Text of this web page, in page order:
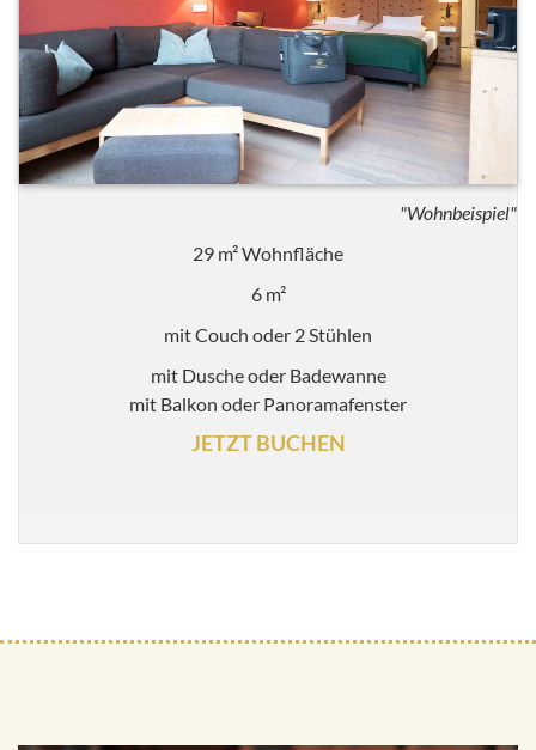
"Wohnbeispiel"
29 m² Wohnfläche
6 m²
mit Couch oder 2 Stühlen
mit Dusche oder Badewanne
mit Balkon oder Panoramafenster
JETZT BUCHEN